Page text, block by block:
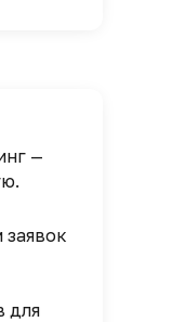
—
для